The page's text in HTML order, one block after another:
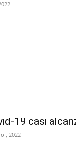
19 casi
, 2022